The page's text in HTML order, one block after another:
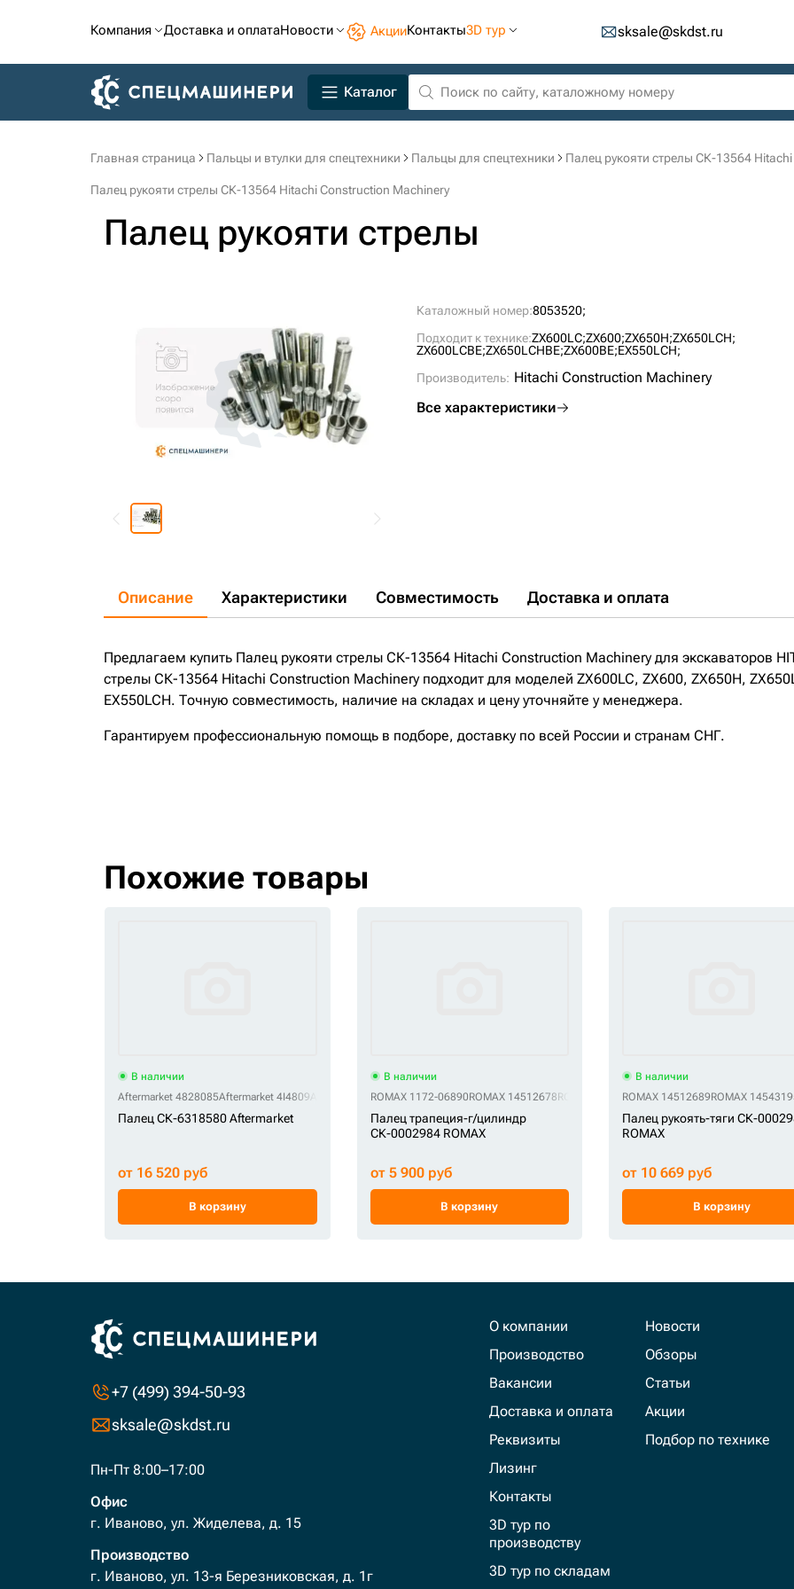
Компания Доставка и оплатаНовости АкцииКонтакты3D тур sksale@skdst.ru
Каталог
Главная страница Пальцы и втулки для спецтехники Пальцы для спецтехники Палец рукояти стрелы СК-13564
Палец рукояти стрелы СК-13564 Hitachi Construction Machinery
Палец рукояти стрелы
Каталожный номер:8053520;
Подходит к технике:ZX600LC;ZX600;ZX650H;ZX650LCH;
ZX600LCBE;ZX650LCHBE;ZX600BE;EX550LCH;
Производитель: Hitachi Construction Machinery
Все характеристики
Описание Характеристики Совместимость Доставка и оплата
Предлагаем купить Палец рукояти стрелы СК-13564 Hitachi Construction Machinery для экскаваторов
стрелы СК-13564 Hitachi Construction Machinery подходит для моделей ZX600LC, ZX600, ZX650H,
EX550LCH. Точную совместимость, наличие на складах и цену уточняйте у менеджера.
Гарантируем профессиональную помощь в подборе, доставку по всей России и странам СНГ.
Похожие товары
В наличии
Aftermarket 4828085Aftermarket 4I4809Aftermarket 4I-4809
Палец СК-6318580 Aftermarket
от 16 520 руб
В корзину
В наличии
ROMAX 1172-06890ROMAX 14512678 ROMAX 14540003ROMAX SA1172-06890
Палец трапеция-г/цилиндр
СК-0002984 ROMAX
от 5 900 руб
В корзину
В наличии
ROMAX 14512689ROMAX
Палец рукоять-тяги СК-
ROMAX
от 10 669 руб
В корзину
+7 (499) 394-50-93
sksale@skdst.ru
Пн-Пт 8:00–17:00
Офис
г. Иваново, ул. Жиделева, д. 15
Производство
г. Иваново, ул. 13-я Березниковская, д. 1г
О компании
Производство
Вакансии
Доставка и оплата
Реквизиты
Лизинг
Контакты
3D тур по
производству
3D тур по складам
Новости
Обзоры
Статьи
Акции
Подбор по технике